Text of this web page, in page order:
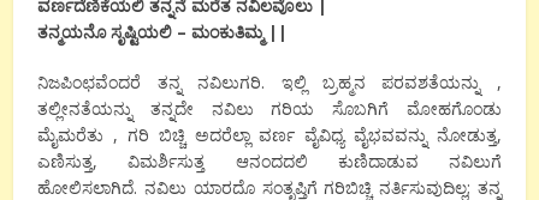
ವರ್ಣದೆಣಿಕೆಯಲಿ ತನ್ನನೆ ಮರೆತ ನವಿಲವೊಲು |
ತನ್ಮಯನೊ ಸೃಷ್ಟಿಯಲಿ – ಮಂಕುತಿಮ್ಮ ||
ನಿಜಪಿಂಛವೆಂದರೆ ತನ್ನ ನವಿಲುಗರಿ. ಇಲ್ಲಿ ಬ್ರಹ್ಮನ ಪರವಶತೆಯನ್ನು ,
ತಲ್ಲೀನತೆಯನ್ನು ತನ್ನದೇ ನವಿಲು ಗರಿಯ ಸೊಬಗಿಗೆ ಮೋಹಗೊಂಡು
ಮೈಮರೆತು , ಗರಿ ಬಿಚ್ಚಿ ಅದರೆಲ್ಲಾ ವರ್ಣ ವೈವಿಧ್ಯ ವೈಭವವನ್ನು ನೋಡುತ್ತ,
ಎಣಿಸುತ್ತ, ವಿಮರ್ಶಿಸುತ್ತ ಆನಂದದಲಿ ಕುಣಿದಾಡುವ ನವಿಲುಗೆ
ಹೋಲಿಸಲಾಗಿದೆ. ನವಿಲು ಯಾರದೊ ಸಂತೃಪ್ತಿಗೆ ಗರಿಬಿಚ್ಚಿ ನರ್ತಿಸುವುದಿಲ್ಲ; ತನ್ನ